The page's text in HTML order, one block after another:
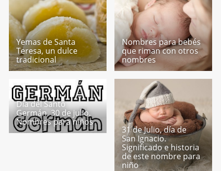
Yemas de Santa
Teresa, un dulce
tradicional
Nombres para bebés
que riman con otros
nombres
Día del Santo
Germán, 30 de julio.
Nombres para niños
31 de Julio, día de
San Ignacio.
Significado e historia
de este nombre para
niño